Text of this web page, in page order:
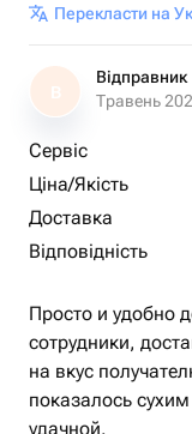
Перекласти на
В
Відправник
Травень
Сервіс
Ціна/Якість
Доставка
Відповідність
Просто и удобно
сотрудники,
на вкус
показалось
удачной.